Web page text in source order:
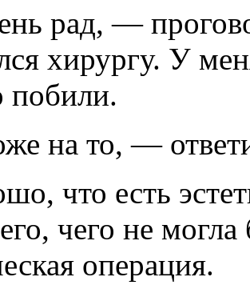
рад, —
хирургу. У
побили.
на то, —
что есть
чего не
операция.